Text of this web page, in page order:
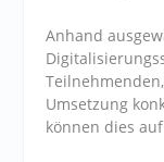
Anhand
Umsetzung
können dies